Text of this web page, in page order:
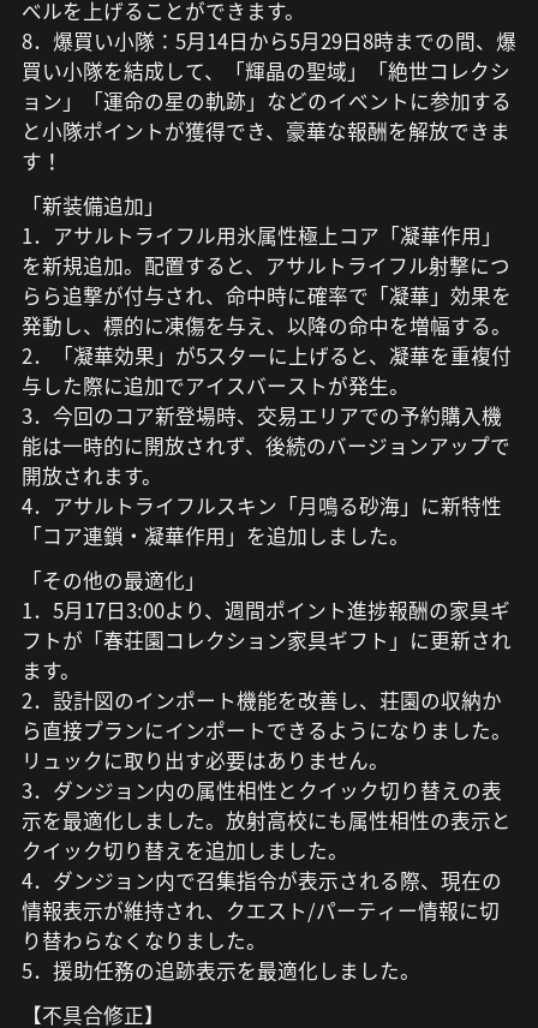
ベルを上げることができます。
8．爆買い小隊：5月14日から5月29日8時までの間、爆
買い小隊を結成して、「輝晶の聖域」「絶世コレクシ
ョン」「運命の星の軌跡」などのイベントに参加する
と小隊ポイントが獲得でき、豪華な報酬を解放できま
す！
「新装備追加」
1．アサルトライフル用氷属性極上コア「凝華作用」
を新規追加。配置すると、アサルトライフル射撃につ
らら追撃が付与され、命中時に確率で「凝華」効果を
発動し、標的に凍傷を与え、以降の命中を増幅する。
2．「凝華効果」が5スターに上げると、凝華を重複付
与した際に追加でアイスバーストが発生。
3．今回のコア新登場時、交易エリアでの予約購入機
能は一時的に開放されず、後続のバージョンアップで
開放されます。
4．アサルトライフルスキン「月鳴る砂海」に新特性
「コア連鎖・凝華作用」を追加しました。
「その他の最適化」
1．5月17日3:00より、週間ポイント進捗報酬の家具ギ
フトが「春荘園コレクション家具ギフト」に更新され
ます。
2．設計図のインポート機能を改善し、荘園の収納か
ら直接プランにインポートできるようになりました。
リュックに取り出す必要はありません。
3．ダンジョン内の属性相性とクイック切り替えの表
示を最適化しました。放射高校にも属性相性の表示と
クイック切り替えを追加しました。
4．ダンジョン内で召集指令が表示される際、現在の
情報表示が維持され、クエスト/パーティー情報に切
り替わらなくなりました。
5．援助任務の追跡表示を最適化しました。
【不具合修正】